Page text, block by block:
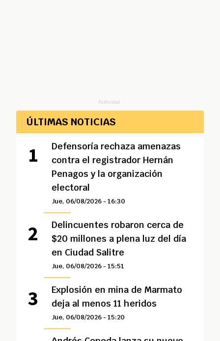
Publicidad
ÚLTIMAS NOTICIAS
Defensoría rechaza amenazas
contra el registrador Hernán
Penagos y la organización
electoral
Jue, 06/08/2026 - 16:30
Delincuentes robaron cerca de
$20 millones a plena luz del día
en Ciudad Salitre
Jue, 06/08/2026 - 15:51
Explosión en mina de Marmato
deja al menos 11 heridos
Jue, 06/08/2026 - 15:20